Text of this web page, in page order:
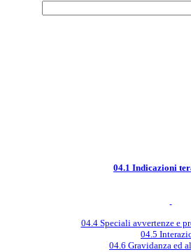
04.1 Indicazioni
04.4 Speciali avvertenze e
04.5
04.6 Gravidanza ed